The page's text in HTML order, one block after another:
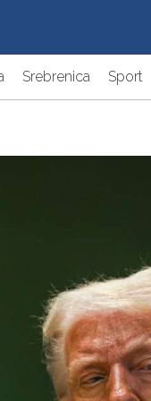
Srebrenica Sport